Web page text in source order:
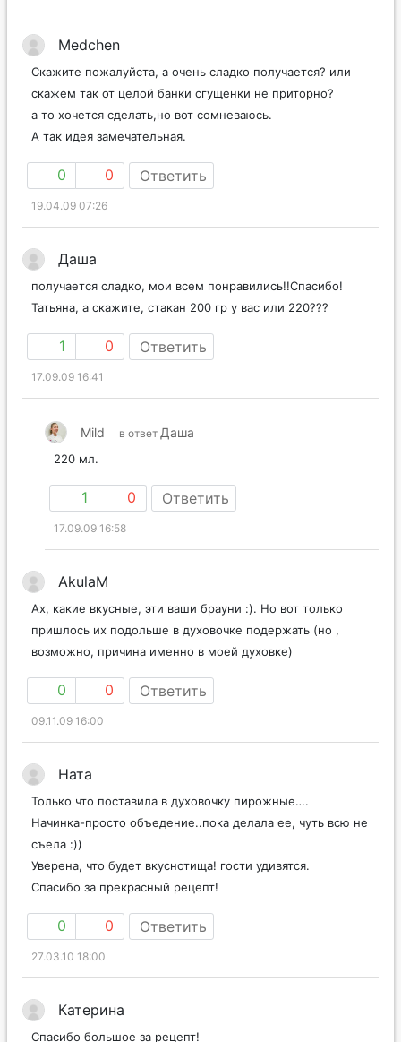
Medchen
Скажите пожалуйста, а очень сладко получается? или
скажем так от целой банки сгущенки не приторно?
а то хочется сделать,но вот сомневаюсь.
А так идея замечательная.
0 0 Ответить
19.04.09 07:26
Даша
получается сладко, мои всем понравились!!Спасибо!
Татьяна, а скажите, стакан 200 гр у вас или 220???
1 0 Ответить
17.09.09 16:41
Mild в ответ Даша
220 мл.
1 0 Ответить
17.09.09 16:58
AkulaM
Ах, какие вкусные, эти ваши брауни :). Но вот только
пришлось их подольше в духовочке подержать (но ,
возможно, причина именно в моей духовке)
0 0 Ответить
09.11.09 16:00
Ната
Только что поставила в духовочку пирожные….
Начинка-просто объедение..пока делала ее, чуть всю не
съела :))
Уверена, что будет вкуснотища! гости удивятся.
Спасибо за прекрасный рецепт!
0 0 Ответить
27.03.10 18:00
Катерина
Спасибо большое за рецепт!